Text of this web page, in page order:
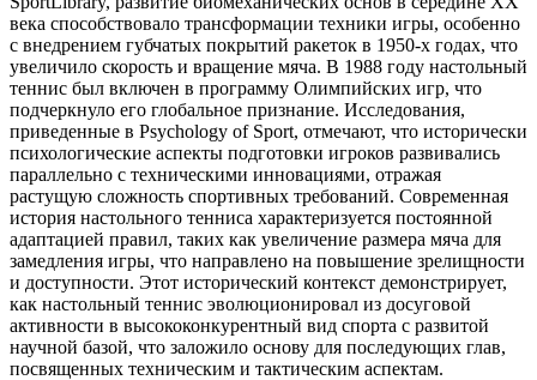
века способствовало трансформации техники игры, особенно
с внедрением губчатых покрытий ракеток в 1950-х годах, что
увеличило скорость и вращение мяча. В 1988 году настольный
теннис был включен в программу Олимпийских игр, что
подчеркнуло его глобальное признание. Исследования,
приведенные в Psychology of Sport, отмечают, что исторически
психологические аспекты подготовки игроков развивались
параллельно с техническими инновациями, отражая
растущую сложность спортивных требований. Современная
история настольного тенниса характеризуется постоянной
адаптацией правил, таких как увеличение размера мяча для
замедления игры, что направлено на повышение зрелищности
и доступности. Этот исторический контекст демонстрирует,
как настольный теннис эволюционировал из досуговой
активности в высококонкурентный вид спорта с развитой
научной базой, что заложило основу для последующих глав,
посвященных техническим и тактическим аспектам.